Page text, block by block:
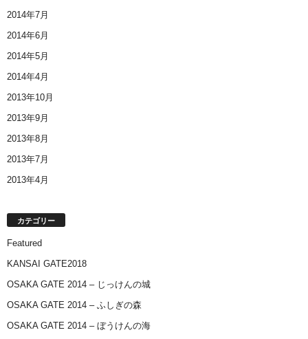
2014年7月
2014年6月
2014年5月
2014年4月
2013年10月
2013年9月
2013年8月
2013年7月
2013年4月
カテゴリー
Featured
KANSAI GATE2018
OSAKA GATE 2014 – じっけんの城
OSAKA GATE 2014 – ふしぎの森
OSAKA GATE 2014 – ぼうけんの海